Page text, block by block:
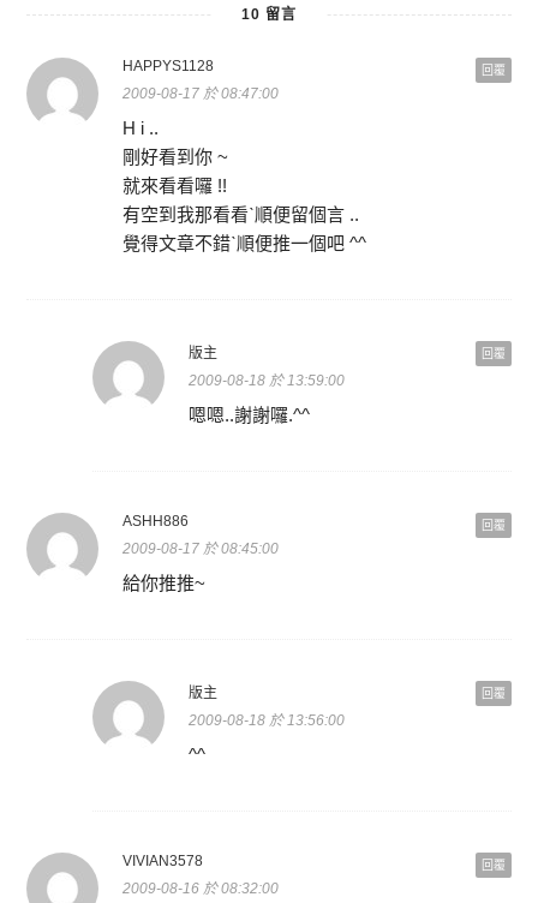
10 留言
回覆
HAPPYS1128
2009-08-17 於 08:47:00
H i ..
剛好看到你 ~
就來看看囉 !!
有空到我那看看ˋ順便留個言 ..
覺得文章不錯ˋ順便推一個吧 ^^
回覆
版主
2009-08-18 於 13:59:00
嗯嗯..謝謝囉.^^
回覆
ASHH886
2009-08-17 於 08:45:00
給你推推~
回覆
版主
2009-08-18 於 13:56:00
^^
回覆
VIVIAN3578
2009-08-16 於 08:32:00